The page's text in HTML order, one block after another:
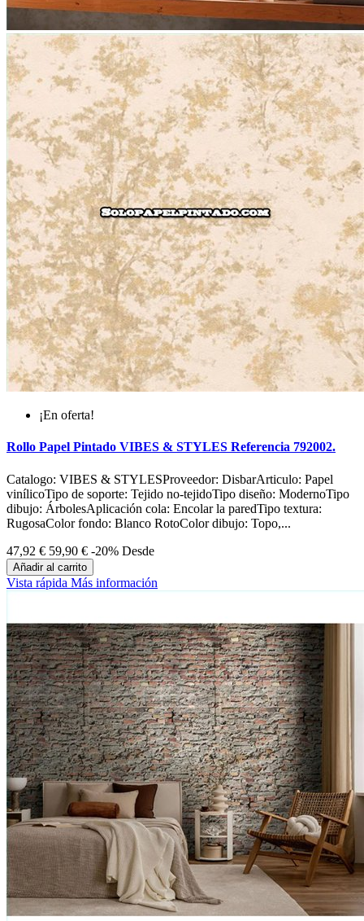
¡En oferta!
Rollo Papel Pintado VIBES & STYLES Referencia 792002.
Catalogo: VIBES & STYLESProveedor: DisbarArticulo: Papel
vinílicoTipo de soporte: Tejido no-tejidoTipo diseño: ModernoTipo
dibujo: ÁrbolesAplicación cola: Encolar la paredTipo textura:
RugosaColor fondo: Blanco RotoColor dibujo: Topo,...
47,92 € 59,90 € -20% Desde
Añadir al carrito
Vista rápida Más información